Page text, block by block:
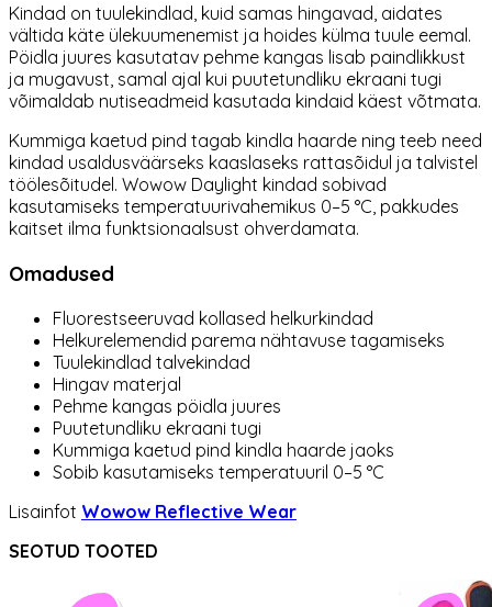
Kindad on tuulekindlad, kuid samas hingavad, aidates
vältida käte ülekuumenemist ja hoides külma tuule eemal.
Pöidla juures kasutatav pehme kangas lisab paindlikkust
ja mugavust, samal ajal kui puutetundliku ekraani tugi
võimaldab nutiseadmeid kasutada kindaid käest võtmata.
Kummiga kaetud pind tagab kindla haarde ning teeb need
kindad usaldusväärseks kaaslaseks rattasõidul ja talvistel
töölesõitudel. Wowow Daylight kindad sobivad
kasutamiseks temperatuurivahemikus 0–5 °C, pakkudes
kaitset ilma funktsionaalsust ohverdamata.
Omadused
Fluorestseeruvad kollased helkurkindad
Helkurelemendid parema nähtavuse tagamiseks
Tuulekindlad talvekindad
Hingav materjal
Pehme kangas pöidla juures
Puutetundliku ekraani tugi
Kummiga kaetud pind kindla haarde jaoks
Sobib kasutamiseks temperatuuril 0–5 °C
Lisainfot Wowow Reflective Wear
SEOTUD TOOTED